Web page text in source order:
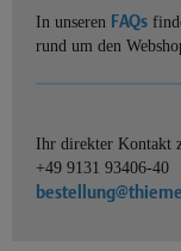
In unseren FAQs
rund um den
Ihr direkter Kontakt
+49 9131 93406-40